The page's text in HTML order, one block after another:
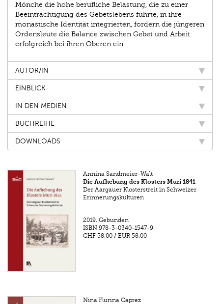
Mönche die hohe berufliche Belastung, die zu einer
Beeinträchtigung des Gebetslebens führte, in ihre
monastische Identität integrierten, fordern die jüngeren
­Ordensleute die Balance zwischen Gebet und Arbeit
erfolgreich bei ihren Oberen ein.
AUTOR/IN
EINBLICK
IN DEN MEDIEN
BUCHREIHE
DOWNLOADS
Annina Sandmeier-Walt
Die Aufhebung des Klosters Muri 1841
Der Aargauer Klosterstreit in Schweizer
Erinnerungskulturen
2019. Gebunden
ISBN 978-3-0340-1547-9
CHF 58.00 /EUR 58.00
Nina Flurina Caprez